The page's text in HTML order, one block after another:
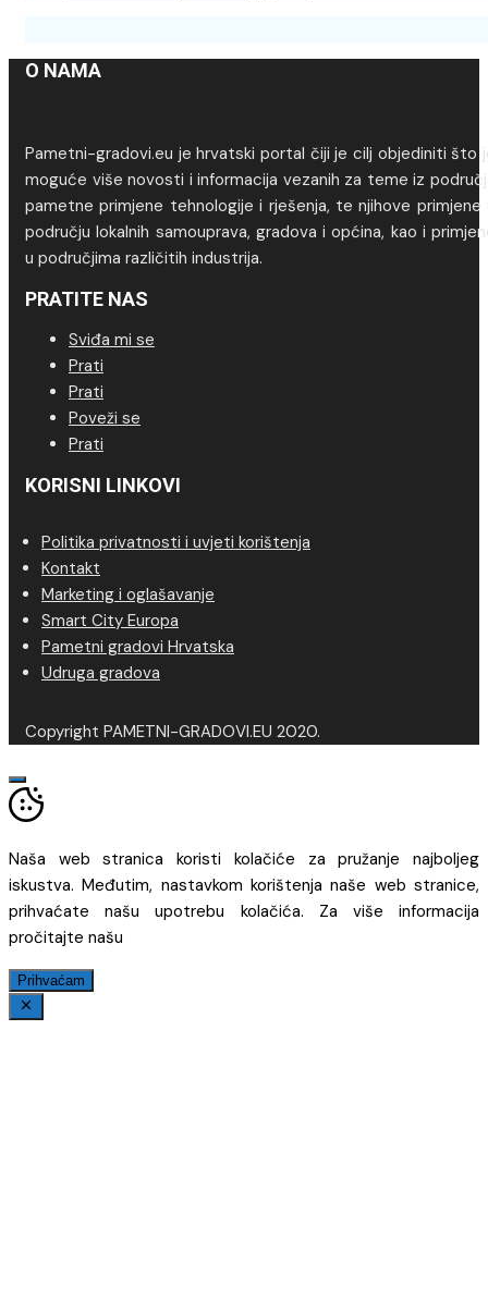
O NAMA
Pametni-gradovi.eu je hrvatski portal čiji je cilj objediniti što
moguće više novosti i informacija vezanih za teme iz
pametne primjene tehnologije i rješenja, te njihove primjene
području lokalnih samouprava, gradova i općina, kao i
u područjima različitih industrija.
PRATITE NAS
Sviđa mi se
Prati
Prati
Poveži se
Prati
KORISNI LINKOVI
Politika privatnosti i uvjeti korištenja
Kontakt
Marketing i oglašavanje
Smart City Europa
Pametni gradovi Hrvatska
Udruga gradova
Copyright PAMETNI-GRADOVI.EU 2020.
Naša web stranica koristi kolačiće za pružanje najboljeg
iskustva. Međutim, nastavkom korištenja naše web stranice,
prihvaćate našu upotrebu kolačića. Za više informacija
pročitajte našu
Prihvaćam